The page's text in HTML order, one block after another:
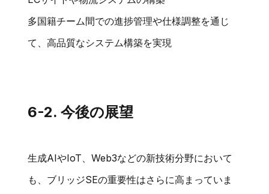
多国籍チーム間での進捗管理や仕様調整を通じ
て、高品質なシステム構築を実現
6-2. 今後の展望
生成AIやIoT、Web3などの新技術分野において
も、ブリッジSEの重要性はさらに高まっていま